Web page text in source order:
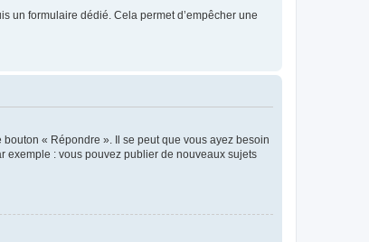
un formulaire dédié. Cela permet d’empêcher une
« Répondre ». Il se peut que vous ayez besoin
exemple : vous pouvez publier de nouveaux sujets